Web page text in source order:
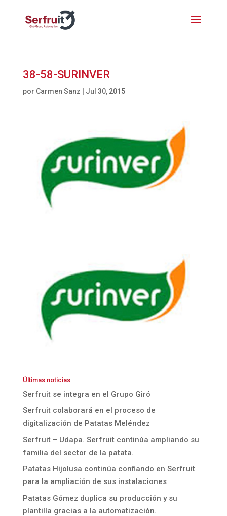
38-58-SURINVER
por Carmen Sanz Jul 30, 2015
Últimas noticias
Serfruit se integra en el Grupo Giró
Serfruit colaborará en el proceso de
digitalización de Patatas Meléndez
Serfruit – Udapa. Serfruit continúa ampliando su
familia del sector de la patata.
Patatas Hijolusa continúa confiando en Serfruit
para la ampliación de sus instalaciones
Patatas Gómez duplica su producción y su
plantilla gracias a la automatización.